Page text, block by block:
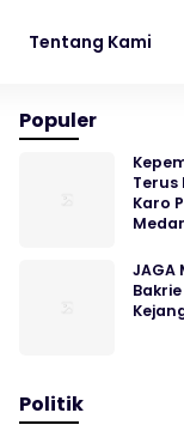
Tentang Kami
Populer
Terus
Karo
JAGA
Politik